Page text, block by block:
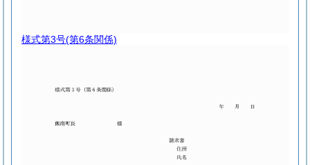
様式第3号(第6条関係)